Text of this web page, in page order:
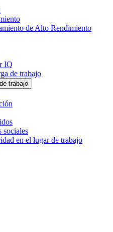
de Alto Rendimiento
IQ
de trabajo
trabajo
sociales
en el lugar de trabajo